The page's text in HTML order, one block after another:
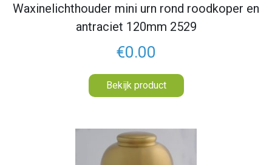
Waxinelichthouder mini urn rond roodkoper en
antraciet 120mm 2529
€0.00
Bekijk product